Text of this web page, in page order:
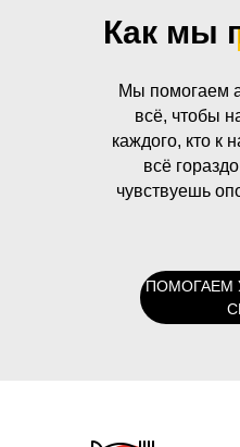
Как мы
ПОМОГАЕМ
Мы помогаем
всё, чтобы
каждого, кто к
всё
чувствуешь